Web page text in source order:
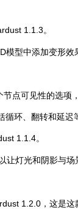
1.1.3。
型中添加变形效
点可见性的选项
环、翻转和延迟
1.1.4。
灯光和阴影与场
1.2.0，这是这